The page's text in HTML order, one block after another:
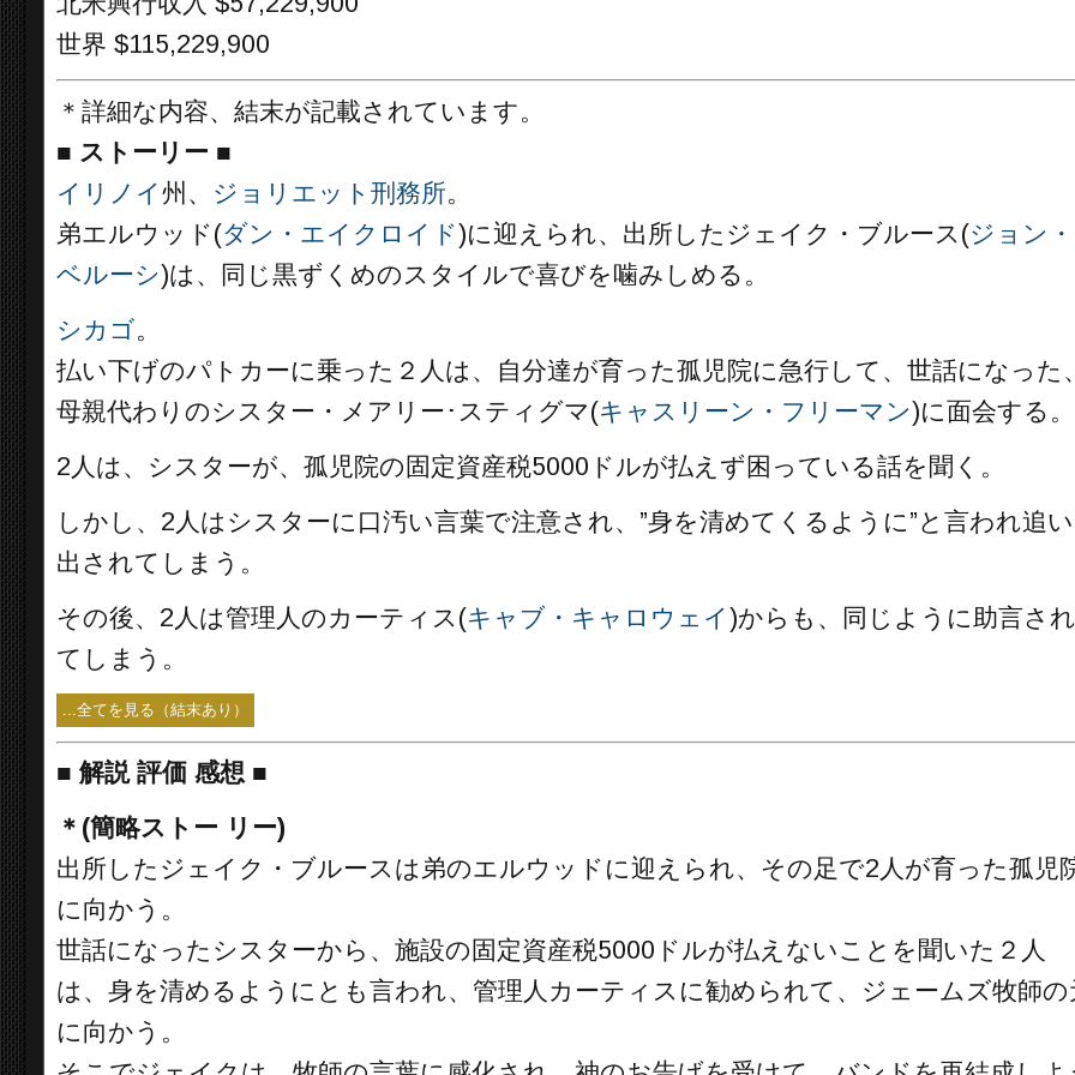
世界 $115,229,900
＊詳細な内容、結末が記載されています。
■ ストーリー ■
イリノイ州、 ジョリエット刑務所。
弟エルウッド(ダン・エイクロイド)に迎えられ、出所したジェイク・ブルース(ジョン・
ベルーシ)は、同じ黒ずくめのスタイルで喜びを噛みしめる。
シカゴ。
払い下げのパトカーに乗った２人は、自分達が育った孤児院に急行して、世話になった
母親代わりのシスター・メアリー･スティグマ(キャスリーン・フリーマン)に面会する。
2人は、シスターが、孤児院の固定資産税5000ドルが払えず困っている話を聞く。
しかし、2人はシスターに口汚い言葉で注意され、”身を清めてくるように”と言われ追い
出されてしまう。
その後、2人は管理人のカーティス(キャブ・キャロウェイ)からも、同じように助言され
てしまう。
...全てを見る（結末あり）
■ 解説 評価 感想 ■
＊(簡略ストー リー)
出所したジェイク・ブルースは弟のエルウッドに迎えられ、その足で2人が育った孤児
に向かう。
世話になったシスターから、施設の固定資産税5000ドルが払えないことを聞いた２人
は、身を清めるようにとも言われ、管理人カーティスに勧められて、ジェームズ牧師の
に向かう。